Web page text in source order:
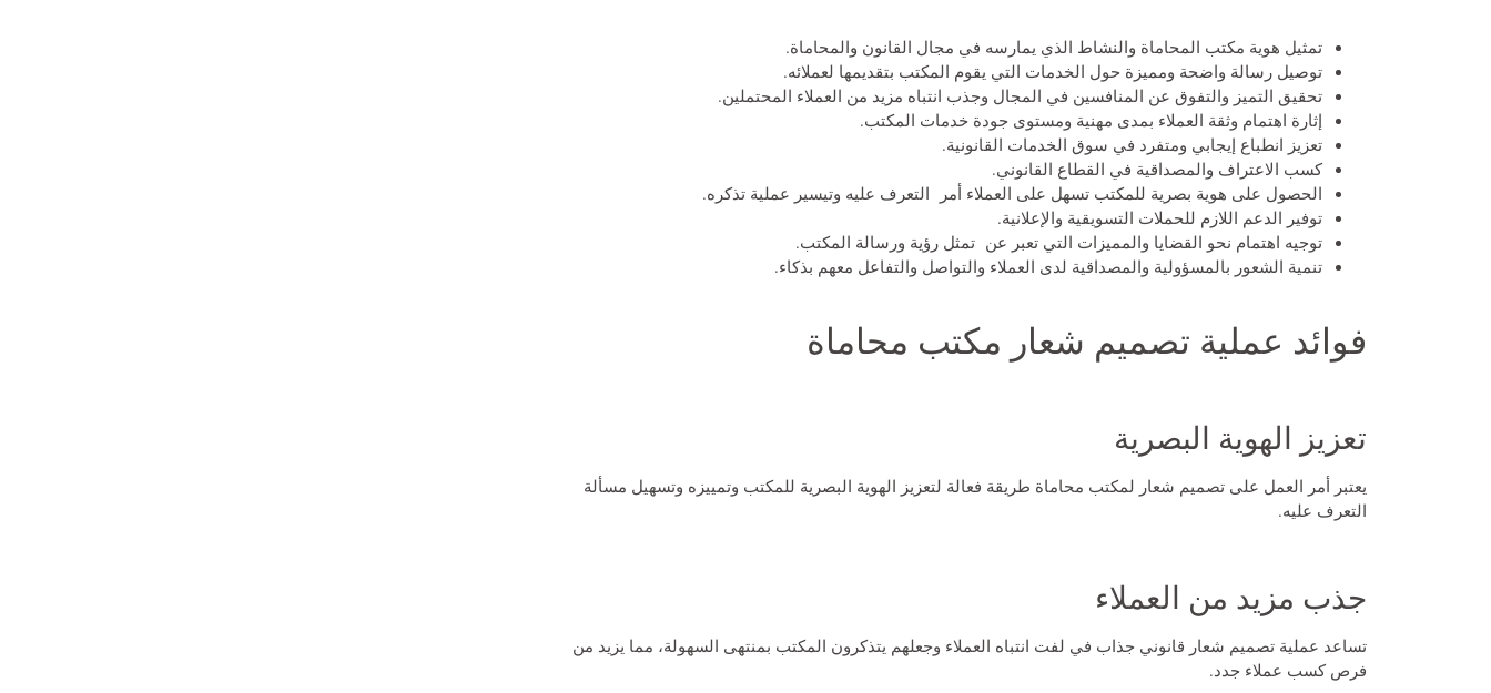
تمثيل هوية مكتب المحاماة والنشاط الذي يمارسه في مجال القانون والمحاماة.
توصيل رسالة واضحة ومميزة حول الخدمات التي يقوم المكتب بتقديمها لعملائه.
تحقيق التميز والتفوق عن المنافسين في المجال وجذب انتباه مزيد من العملاء المحتملين.
إثارة اهتمام وثقة العملاء بمدى مهنية ومستوى جودة خدمات المكتب.
تعزيز انطباع إيجابي ومتفرد في سوق الخدمات القانونية.
كسب الاعتراف والمصداقية في القطاع القانوني.
الحصول على هوية بصرية للمكتب تسهل على العملاء أمر التعرف عليه وتيسير عملية تذكره.
توفير الدعم اللازم للحملات التسويقية والإعلانية.
توجيه اهتمام نحو القضايا والمميزات التي تعبر عن تمثل رؤية ورسالة المكتب.
تنمية الشعور بالمسؤولية والمصداقية لدى العملاء والتواصل والتفاعل معهم بذكاء.
فوائد عملية تصميم شعار مكتب محاماة
تعزيز الهوية البصرية
يعتبر أمر العمل على تصميم شعار لمكتب محاماة طريقة فعالة لتعزيز الهوية البصرية للمكتب وتمييزه وتسهيل مسألة
التعرف عليه.
جذب مزيد من العملاء
تساعد عملية تصميم شعار قانوني جذاب في لفت انتباه العملاء وجعلهم يتذكرون المكتب بمنتهى السهولة، مما يزيد من
فرص كسب عملاء جدد.